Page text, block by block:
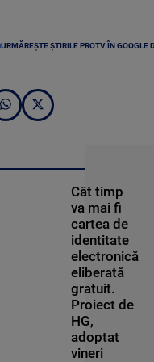
URMĂREȘTE ȘTIRILE PROTV ÎN GOOGLE
Cât timp
va mai fi
cartea de
identitate
electronică
eliberată
gratuit.
Proiect de
HG,
adoptat
vineri